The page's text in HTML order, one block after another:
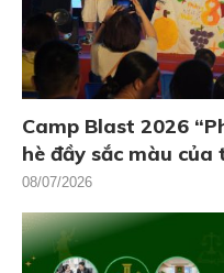
Camp Blast 2026
hè đầy sắc màu
08/07/2026